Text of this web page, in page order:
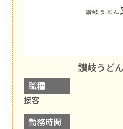
讃岐うど
職種
接客
勤務時間